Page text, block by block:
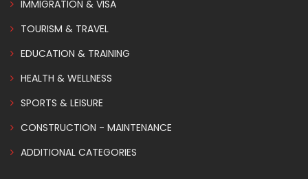
IMMIGRATION & VISA
TOURISM & TRAVEL
EDUCATION & TRAINING
HEALTH & WELLNESS
SPORTS & LEISURE
CONSTRUCTION - MAINTENANCE
ADDITIONAL CATEGORIES